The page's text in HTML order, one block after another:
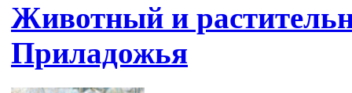
Животный и
Приладожья